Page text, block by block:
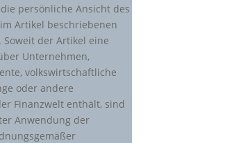
persönliche Ansicht des
Artikel beschriebenen
Soweit der Artikel eine
Unternehmen,
volkswirtschaftliche
oder andere
Finanzwelt enthält, sind
Anwendung der